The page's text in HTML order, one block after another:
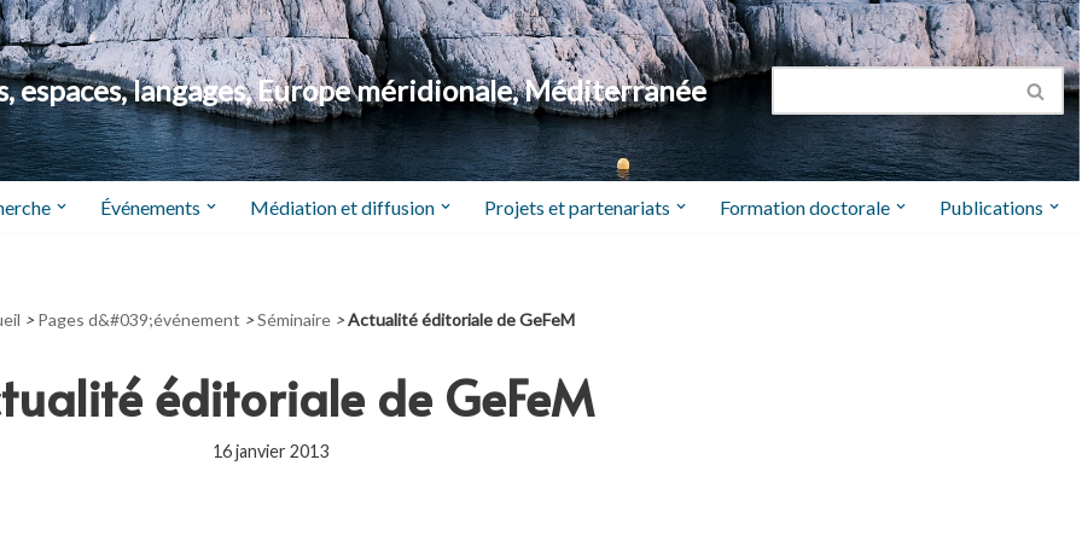
espaces, langages, Europe méridionale, Méditerranée
Événements Médiation et diffusion Projets et partenariats Formation doctorale Publications
> Pages d&#039;événement >Séminaire >Actualité éditoriale de GeFeM
éditoriale de GeFeM
16 janvier 2013